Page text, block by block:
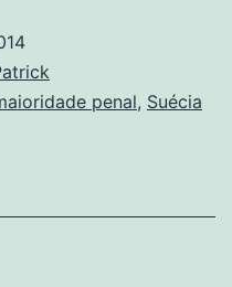
penal, Suécia